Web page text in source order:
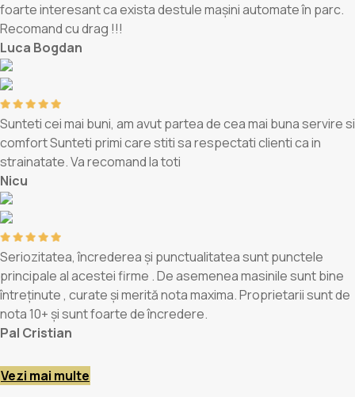
foarte interesant ca exista destule mașini automate în parc.
Recomand cu drag !!!
Luca Bogdan
Sunteti cei mai buni, am avut partea de cea mai buna servire si
comfort Sunteti primi care stiti sa respectati clienti ca in
strainatate. Va recomand la toti
Nicu
Seriozitatea, încrederea și punctualitatea sunt punctele
principale al acestei firme . De asemenea masinile sunt bine
întreținute , curate și merită nota maxima. Proprietarii sunt de
nota 10+ și sunt foarte de încredere.
Pal Cristian
Vezi mai multe